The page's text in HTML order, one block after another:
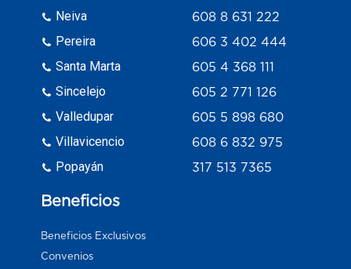
Neiva
Pereira
Santa Marta
Sincelejo
Valledupar
Villavicencio
Popayán
608 8 631 222
606 3 402 444
605 4 368 111
605 2 771 126
605 5 898 680
608 6 832 975
317 513 7365
Beneficios
Beneficios Exclusivos
Convenios